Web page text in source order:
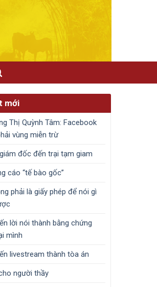
mới
Thị Quỳnh Tâm: Facebook
vùng miễn trừ
đốc đến trại tạm giam
cáo “tế bào gốc”
phải là giấy phép để nói gì
lời nói thành bằng chứng
mình
livestream thành tòa án
người thầy